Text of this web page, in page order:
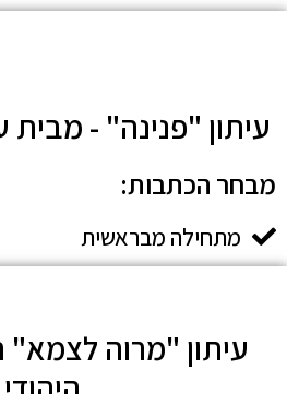
עיתון "פנינה" - מבית
מבחר הכתבות:​
מתחילה מבראשית
עיתון "מרוה לצמא"